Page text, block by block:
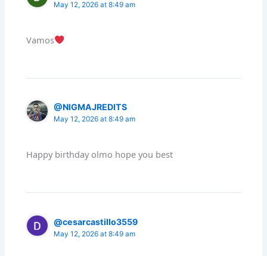
May 12, 2026 at 8:49 am
Vamos
@NIGMAJREDITS
May 12, 2026 at 8:49 am
Happy birthday olmo hope you best
@cesarcastillo3559
May 12, 2026 at 8:49 am